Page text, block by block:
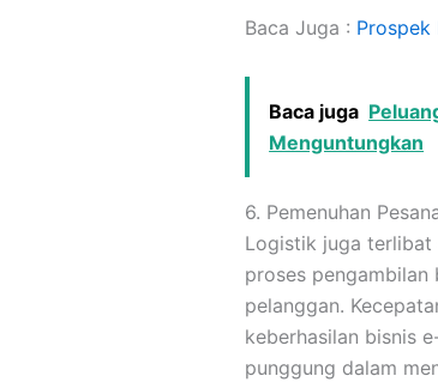
Baca Juga : Prospek
Baca juga
Menguntungkan
6. Pemenuhan
Logistik juga terlibat
proses pengambilan
pelanggan.
keberhasilan bisnis
punggung dalam